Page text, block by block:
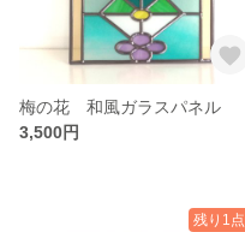
梅の花 和風ガラスパネル
3,500円
残り1点